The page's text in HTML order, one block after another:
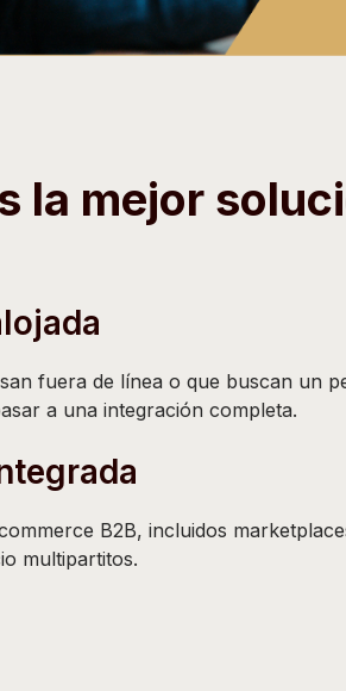
la mejor
fuera de línea o que buscan un
a una integración completa.
B2B, incluidos
multipartitos.